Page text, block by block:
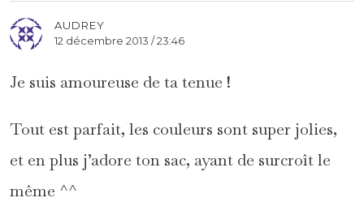
AUDREY
12 décembre 2013 / 23:46
Je suis amoureuse de ta tenue !
Tout est parfait, les couleurs sont super jolies,
et en plus j’adore ton sac, ayant de surcroît le
même ^^